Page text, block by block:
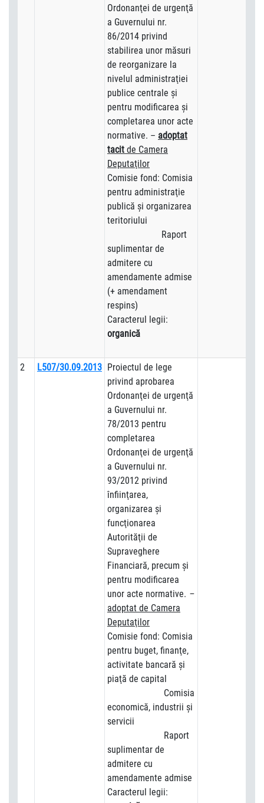
Ordonanţei de urgenţă
a Guvernului nr.
86/2014 privind
stabilirea unor măsuri
de reorganizare la
nivelul administraţiei
publice centrale şi
pentru modificarea şi
completarea unor acte
normative. – adoptat
tacit de Camera
Deputaţilor
Comisie fond: Comisia
pentru administraţie
publică şi organizarea
teritoriului
Raport
suplimentar de
admitere cu
amendamente admise
(+ amendament
respins)
Caracterul legii:
organică
2 L507/30.09.2013 Proiectul de lege
privind aprobarea
Ordonanţei de urgenţă
a Guvernului nr.
78/2013 pentru
completarea
Ordonanţei de urgenţă
a Guvernului nr.
93/2012 privind
înfiinţarea,
organizarea şi
funcţionarea
Autorităţii de
Supraveghere
Financiară, precum şi
pentru modificarea
unor acte normative. –
adoptat de Camera
Deputaţilor
Comisie fond: Comisia
pentru buget, finanţe,
activitate bancară şi
piaţă de capital
Comisia
economică, industrii şi
servicii
Raport
suplimentar de
admitere cu
amendamente admise
Caracterul legii: